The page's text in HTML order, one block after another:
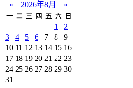
« 2026年8月 »
一 二 三 四 五 六 日
1
2
3
4 5 6 7 8
9
10 11 12 13 14 15 16
17 18 19 20 21 22 23
24 25 26 27 28 29 30
31